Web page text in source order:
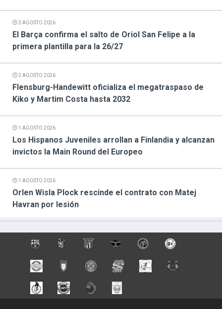
3 AGOSTO 2026
El Barça confirma el salto de Oriol San Felipe a la
primera plantilla para la 26/27
2 AGOSTO 2026
Flensburg-Handewitt oficializa el megatraspaso de
Kiko y Martim Costa hasta 2032
1 AGOSTO 2026
Los Hispanos Juveniles arrollan a Finlandia y alcanzan
invictos la Main Round del Europeo
1 AGOSTO 2026
Orlen Wisla Plock rescinde el contrato con Matej
Havran por lesión